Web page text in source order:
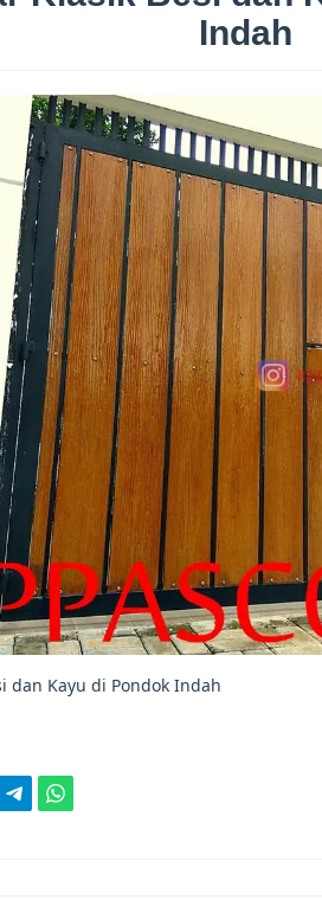
Indah
dan Kayu di Pondok Indah